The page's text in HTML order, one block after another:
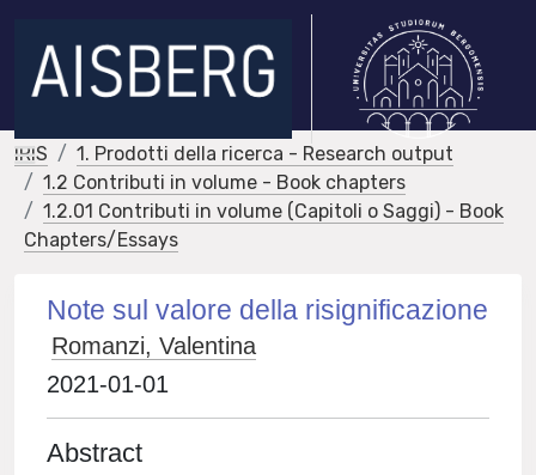
IRIS
1. Prodotti della ricerca - Research output
1.2 Contributi in volume - Book chapters
1.2.01 Contributi in volume (Capitoli o Saggi) - Book
Chapters/Essays
Note sul valore della risignificazione
Romanzi, Valentina
2021-01-01
Abstract